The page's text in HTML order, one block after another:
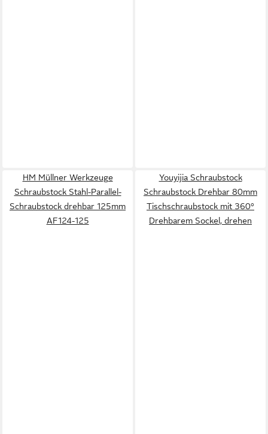
HM Müllner Werkzeuge
Schraubstock Stahl-Parallel-
Schraubstock drehbar 125mm
AF124-125
Youyijia Schraubstock
Schraubstock Drehbar 80mm
Tischschraubstock mit 360°
Drehbarem Sockel, drehen